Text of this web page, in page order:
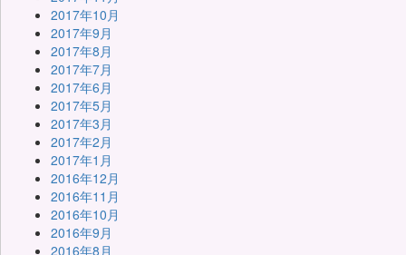
2017年10月
2017年9月
2017年8月
2017年7月
2017年6月
2017年5月
2017年3月
2017年2月
2017年1月
2016年12月
2016年11月
2016年10月
2016年9月
2016年8月